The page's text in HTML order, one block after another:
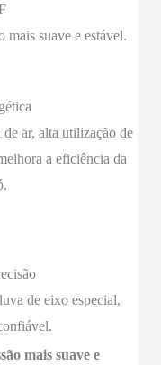
mais suave e estável.
ar, alta utilização de
a eficiência da
de eixo especial,
mais suave e